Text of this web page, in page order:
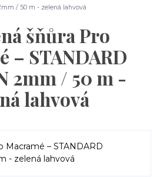
/ 50 m - zelená lahvová
šňůra Pro
– STANDARD
2mm / 50 m -
lahvová